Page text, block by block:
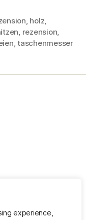
experience,
holz
rezension
,taschenmesser
Nach oben